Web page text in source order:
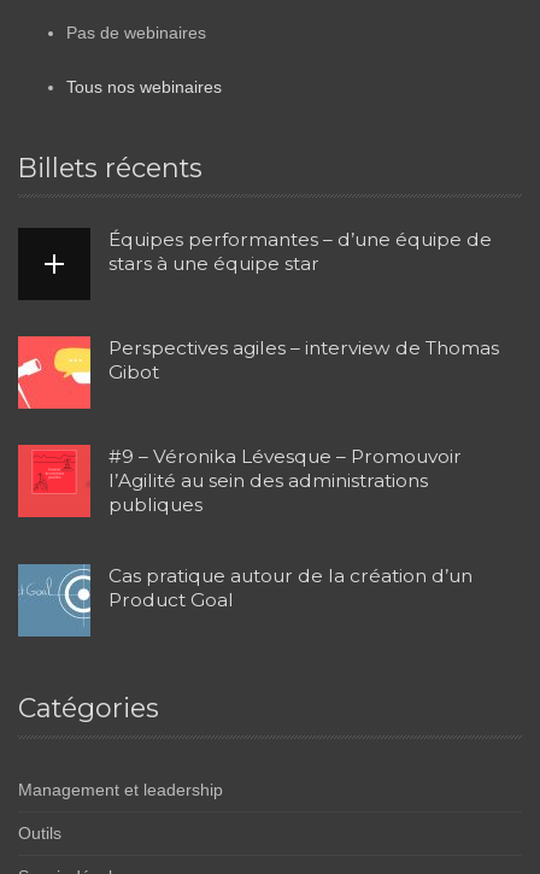
Pas de webinaires
Tous nos webinaires
Billets récents
Équipes performantes – d’une équipe de
stars à une équipe star
Perspectives agiles – interview de Thomas
Gibot
#9 – Véronika Lévesque – Promouvoir
l’Agilité au sein des administrations
publiques
Cas pratique autour de la création d’un
Product Goal
Catégories
Management et leadership
Outils